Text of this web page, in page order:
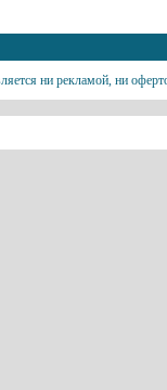
ни рекламой, ни